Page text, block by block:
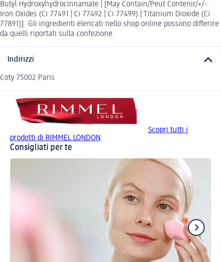
Butyl Hydroxyhydrocinnamate | [May Contain/Peut Contenir/+/-:
Iron Oxides (Ci 77491 | Ci 77492 | Ci 77499) | Titanium Dioxide (Ci
77891)]. Gli ingredienti elencati nello shop online possono differire
da quelli riportati sulla confezione.
Indirizzi
Coty 75002 Paris
Scopri tutti i
prodotti di RIMMEL LONDON
Consigliati per te